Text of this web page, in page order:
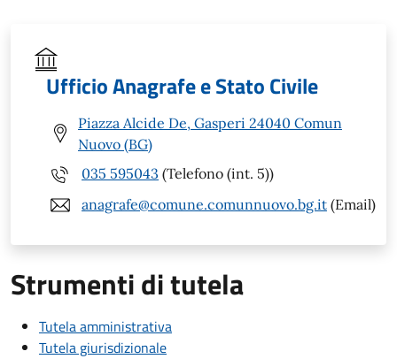
Ufficio Anagrafe e Stato Civile
Piazza Alcide De, Gasperi 24040 Comun
Nuovo (BG)
035 595043 (Telefono (int. 5))
anagrafe@comune.comunnuovo.bg.it (Email)
Strumenti di tutela
Tutela amministrativa
Tutela giurisdizionale